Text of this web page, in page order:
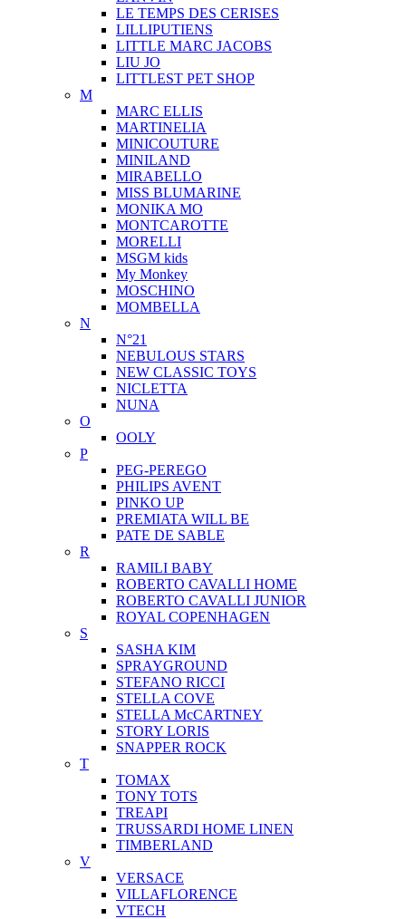
LE TEMPS DES CERISES
LILLIPUTIENS
LITTLE MARC JACOBS
LIU JO
LITTLEST PET SHOP
M
MARC ELLIS
MARTINELIA
MINICOUTURE
MINILAND
MIRABELLO
MISS BLUMARINE
MONIKA MO
MONTCAROTTE
MORELLI
MSGM kids
My Monkey
MOSCHINO
MOMBELLA
N
N°21
NEBULOUS STARS
NEW CLASSIC TOYS
NICLETTA
NUNA
O
OOLY
P
PEG-PEREGO
PHILIPS AVENT
PINKO UP
PREMIATA WILL BE
PATE DE SABLE
R
RAMILI BABY
ROBERTO CAVALLI HOME
ROBERTO CAVALLI JUNIOR
ROYAL COPENHAGEN
S
SASHA KIM
SPRAYGROUND
STEFANO RICCI
STELLA COVE
STELLA McCARTNEY
STORY LORIS
SNAPPER ROCK
T
TOMAX
TONY TOTS
TREAPI
TRUSSARDI HOME LINEN
TIMBERLAND
V
VERSACE
VILLAFLORENCE
VTECH